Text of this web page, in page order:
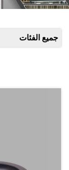
جميع الفئات